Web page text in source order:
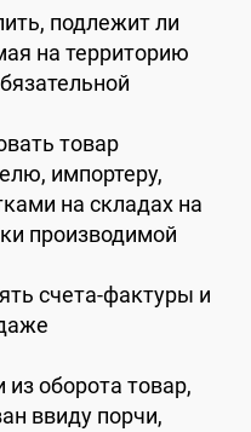
подлежит ли
на территорию
товар
импортеру,
на складах на
производимой
счета-фактуры и
оборота товар,
ввиду порчи,